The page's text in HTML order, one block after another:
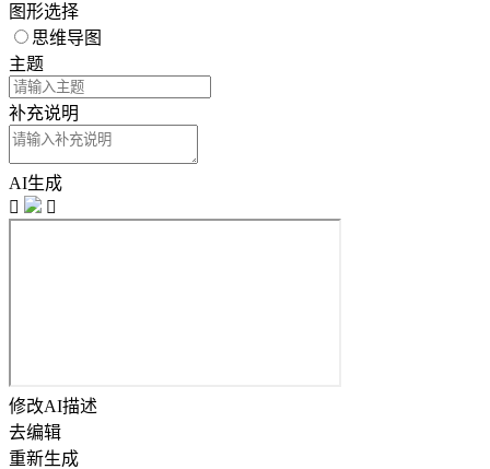
图形选择
思维导图
主题
补充说明
AI生成


修改AI描述
去编辑
重新生成